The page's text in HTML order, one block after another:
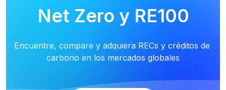
Net Zero y RE100
Encuentre, compare y adquiera RECs y créditos de
carbono en los mercados globales